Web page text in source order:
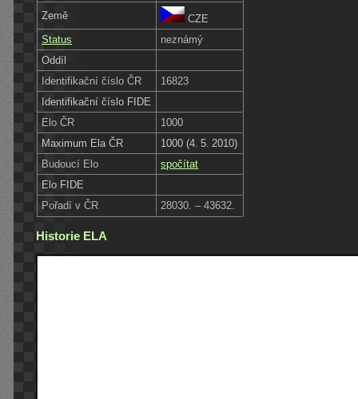
Země
CZE
Status
neznámý
Oddíl
Identifikační číslo ČR
16823
Identifikační číslo FIDE
Elo ČR
1000
Maximum Ela ČR
1000 (4. 5. 2010)
Budoucí Elo
spočítat
Elo FIDE
Pořadí v ČR
28030. – 43632.
Historie ELA